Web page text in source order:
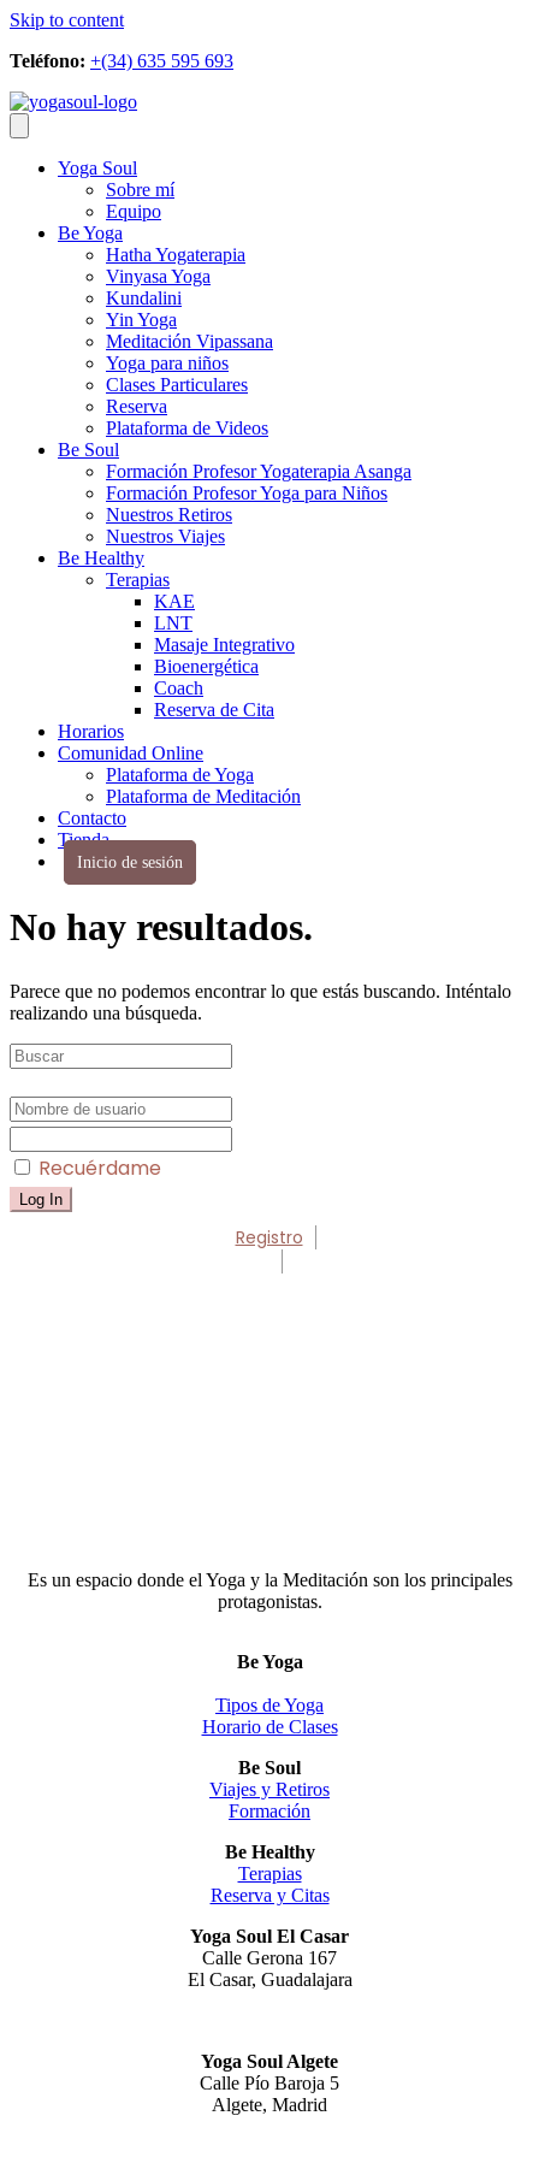
Skip to content
Teléfono: +(34) 635 595 693
Yoga Soul
Sobre mí
Equipo
Be Yoga
Hatha Yogaterapia
Vinyasa Yoga
Kundalini
Yin Yoga
Meditación Vipassana
Yoga para niños
Clases Particulares
Reserva
Plataforma de Videos
Be Soul
Formación Profesor Yogaterapia Asanga
Formación Profesor Yoga para Niños
Nuestros Retiros
Nuestros Viajes
Be Healthy
Terapias
KAE
LNT
Masaje Integrativo
Bioenergética
Coach
Reserva de Cita
Horarios
Comunidad Online
Plataforma de Yoga
Plataforma de Meditación
Contacto
Tienda
Inicio de sesión
No hay resultados.
Parece que no podemos encontrar lo que estás buscando. Inténtalo
realizando una búsqueda.
Recuérdame
Registro
Es un espacio donde el Yoga y la Meditación son los principales
protagonistas.
Be Yoga
Tipos de Yoga
Horario de Clases
Be Soul
Viajes y Retiros
Formación
Be Healthy
Terapias
Reserva y Citas
Yoga Soul El Casar
Calle Gerona 167
El Casar, Guadalajara
Yoga Soul Algete
Calle Pío Baroja 5
Algete, Madrid